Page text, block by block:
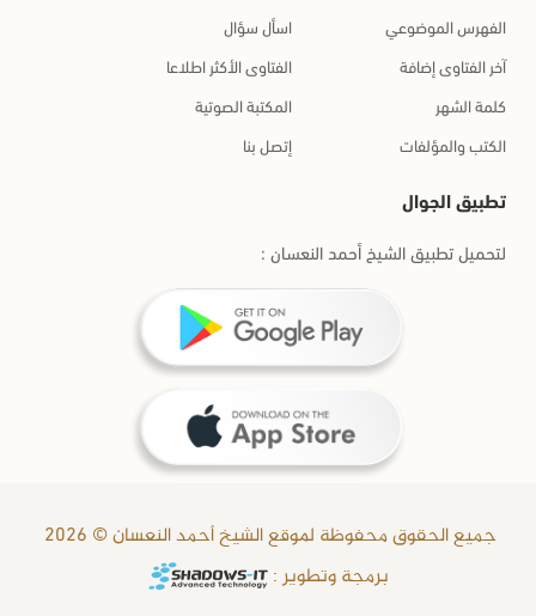
الفهرس الموضوعي
اسأل سؤال
آخر الفتاوى إضافة
الفتاوى الأكثر اطلاعا
كلمة الشهر
المكتبة الصوتية
الكتب والمؤلفات
إتصل بنا
تطبيق الجوال
لتحميل تطبيق الشيخ أحمد النعسان :
جميع الحقوق محفوظة لموقع الشيخ أحمد النعسان © 2026
برمجة وتطوير :